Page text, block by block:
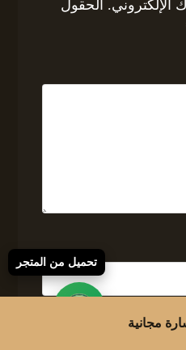
الإلكتروني. الحقول
مجانية
تحميل من المتجر